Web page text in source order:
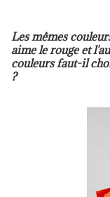
Les mêmes
aime le rouge et
couleurs faut-il
?